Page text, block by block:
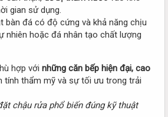
gian sử dụng.
bàn đá có độ cứng và khả năng chịu
nhiên hoặc đá nhân tạo chất lượng
hợp với những căn bếp hiện đại, cao
tính thẩm mỹ và sự tối ưu trong trải